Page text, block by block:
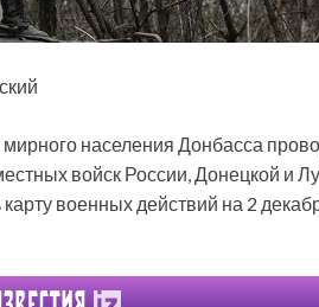
населения Донбасса
войск России, Донецкой и
военных действий на 2